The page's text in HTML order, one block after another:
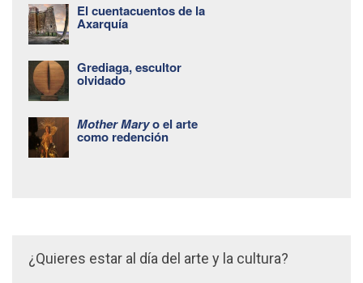
El cuentacuentos de la
Axarquía
Grediaga, escultor
olvidado
Mother Maryo el arte
como redención
¿Quieres estar al día del arte y la cultura?